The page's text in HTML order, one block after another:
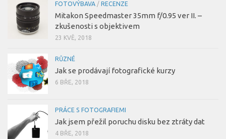
FOTOVÝBAVA / RECENZE
Mitakon Speedmaster 35mm f/0.95 ver II. –
zkušenosti s objektivem
23 KVĚ, 2018
RŮZNÉ
Jak se prodávají fotografické kurzy
6 BŘE, 2018
PRÁCE S FOTOGRAFIEMI
Jak jsem přežil poruchu disku bez ztráty dat
4 BŘE, 2018